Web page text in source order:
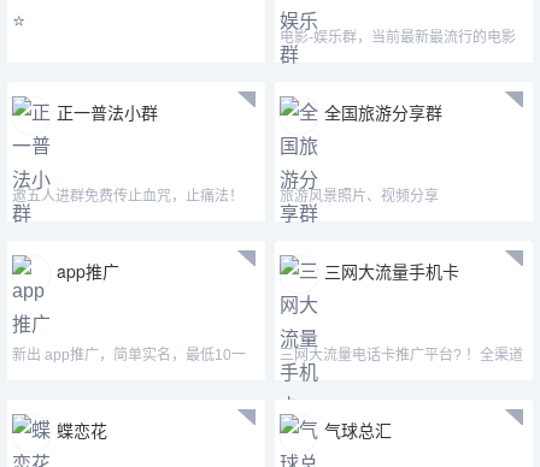
电影-娱乐群，当前最新最流行的电影
正一普法小群
邀五人进群免费传止血咒，止痛法！
全国旅游分享群
旅游风景照片、视频分享
app推广
新出 app推广，简单实名，最低10一
三网大流量手机卡
三网大流量电话卡推广平台? ！全渠道
招商， 价格175/张
蝶恋花 气球总汇